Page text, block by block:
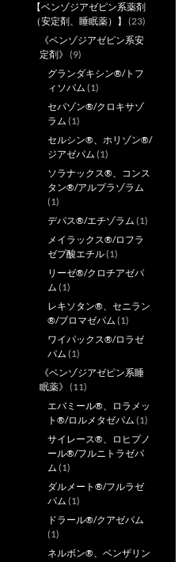
【ベンゾジアゼピン系薬剤
（安定剤、睡眠薬）】
(23)
《ベンゾジアゼピン系安
定剤》 (9)
グランダキシン®/トフ
ィソパム (1)
セパゾン®/クロキサゾ
ラム (1)
セルシン®、ホリゾン®/
ジアゼパム (1)
ソラナックス®、コンス
タン®/アルプラゾラム
(1)
デパス®/エチゾラム (1)
メイラックス®/ロフラ
ゼプ酸エチル(1)
リーゼ®/クロチアゼパ
ム (1)
レキソタン®、セニラン
®/ブロマゼパム (1)
ワイパックス®/ロラゼ
パム (1)
《ベンゾジアゼピン系睡
眠薬》 (11)
エバミール®、ロラメッ
ト®/ロルメタゼパム (1)
サイレース®、ロヒプノ
ール®/フルニトラゼパ
ム (1)
ダルメート®/フルラゼ
パム (1)
ドラール®/クアゼパム
(1)
ネルボン®、ベンザリン